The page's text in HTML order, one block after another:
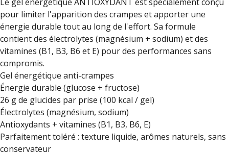
pour limiter l'apparition des crampes et apporter une
énergie durable tout au long de l'effort. Sa formule
contient des électrolytes (magnésium + sodium) et des
vitamines (B1, B3, B6 et E) pour des performances sans
compromis.
Gel énergétique anti-crampes
Énergie durable (glucose + fructose)
26 g de glucides par prise (100 kcal / gel)
Électrolytes (magnésium, sodium)
Antioxydants + vitamines (B1, B3, B6, E)
Parfaitement toléré : texture liquide, arômes naturels, sans
conservateur